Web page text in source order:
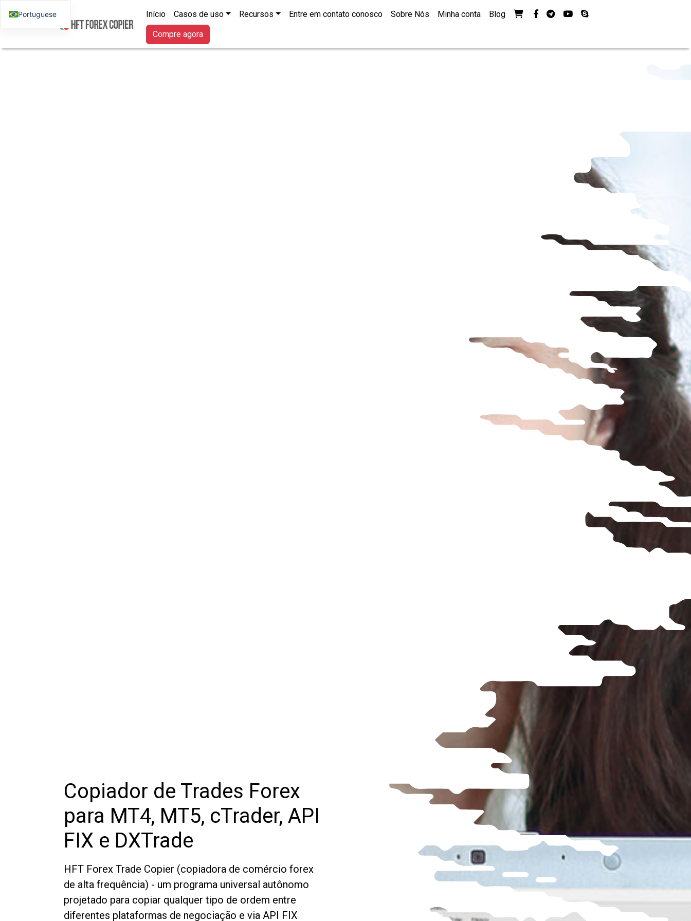
Início Casos de uso Recursos Entre em contato conosco Sobre Nós Minha conta Blog Ver seu carrinho de compras
facebook-f
telegrama
youtubeskype
Compre agora
Copiador de Trades Forex
para MT4, MT5, cTrader, API
FIX e DXTrade
HFT Forex Trade Copier (copiadora de comércio forex
de alta frequência) - um programa universal autônomo
projetado para copiar qualquer tipo de ordem entre
diferentes plataformas de negociação e via API FIX
Portuguese